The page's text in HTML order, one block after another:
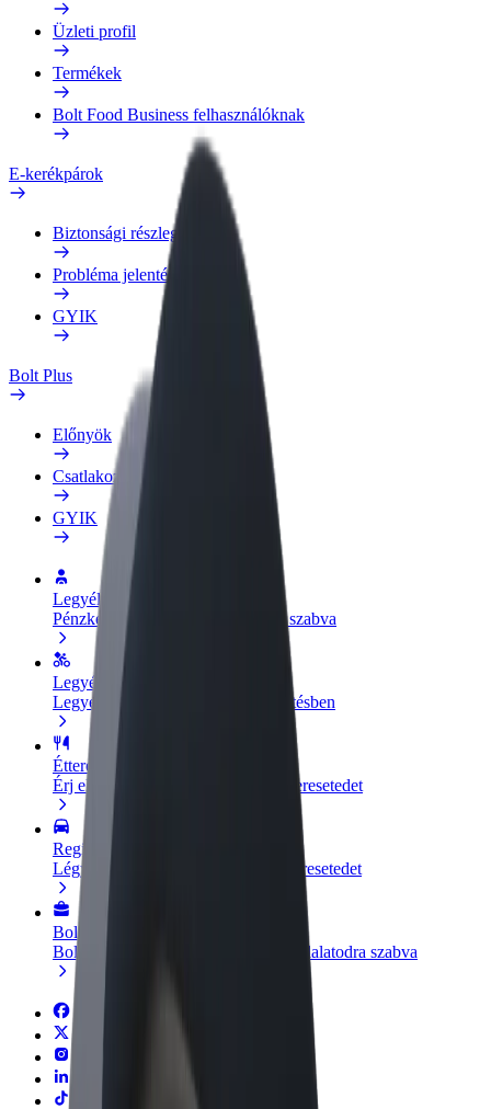
Üzleti profil
Termékek
Bolt Food Business felhasználóknak
E-kerékpárok
Biztonsági részleg
Probléma jelentése
GYIK
Bolt Plus
Előnyök
Csatlakozás
GYIK
Legyél sofőr
Pénzkereseti lehetőség igényeidre szabva
Legyél futár
Legyél futár és részesülj heti kifizetésben
Étterem vagy üzlet hozzáadása
Érj el több felhasználót és növeld keresetedet
Regisztrálj flottatulajdonosként
Légy Bolt flottapartner és növeld keresetedet
Bolt for Business
Bolt termékek és szolgáltatások a vállalatodra szabva